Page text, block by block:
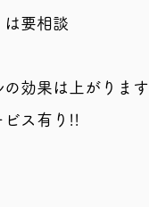
要相談
効果は上がります
ス有り!!